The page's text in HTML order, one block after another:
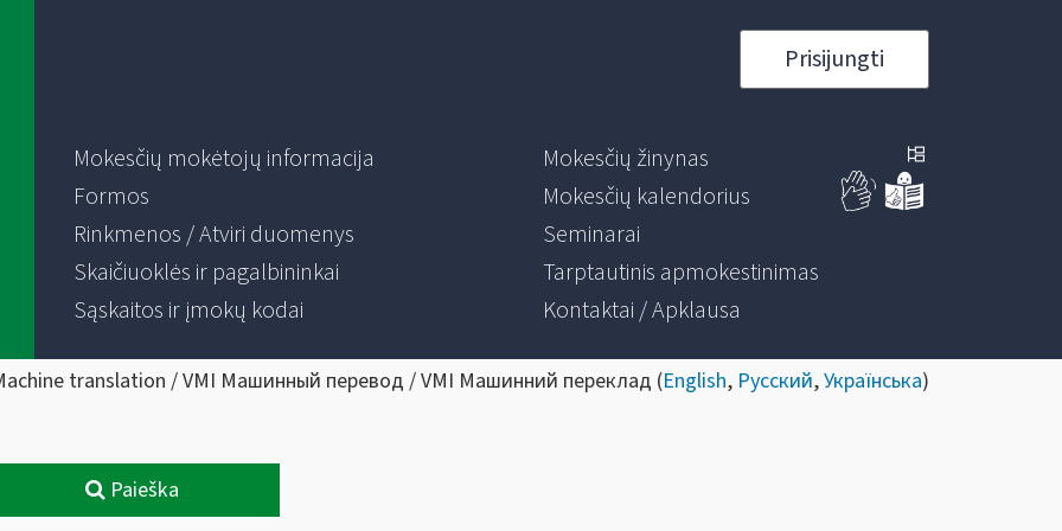
Prisijungti
Mokesčių mokėtojų informacija
Formos
Rinkmenos / Atviri duomenys
Skaičiuoklės ir pagalbininkai
Sąskaitos ir įmokų kodai
Mokesčių žinynas
Mokesčių kalendorius
Seminarai
Tarptautinis apmokestinimas
Kontaktai / Apklausa
translation / VMI Машинный перевод / VMI Машинний переклад (English, Русский,Українська)
Paieška